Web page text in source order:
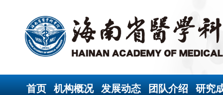
首页 机构概况 发展动态 团队介绍 研究